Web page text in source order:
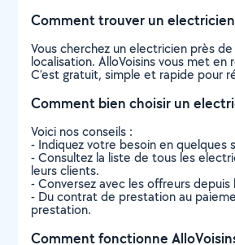
Comment trouver un
Vous cherchez un electricien près
localisation. AlloVoisins vous met
C’est gratuit, simple et rapide pour
Comment bien choisir un
Voici nos conseils :
- Indiquez votre besoin en quelques
- Consultez la liste de tous les
leurs clients.
- Conversez avec les offreurs
- Du contrat de prestation au
prestation.
Comment fonctionne